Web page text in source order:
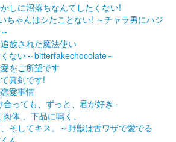
しに沼落ちなんてしたくない!
ちゃんはシたことない! ～チャラ男にハジ
放された魔法使い
ない～bitterfakechocolate～
をご所望です
真剣です!
愛事情
合っても、ずっと、君が好き-
体 、下品に鳴く、
そしてキス。～野獣は舌ワザで愛でる
ん